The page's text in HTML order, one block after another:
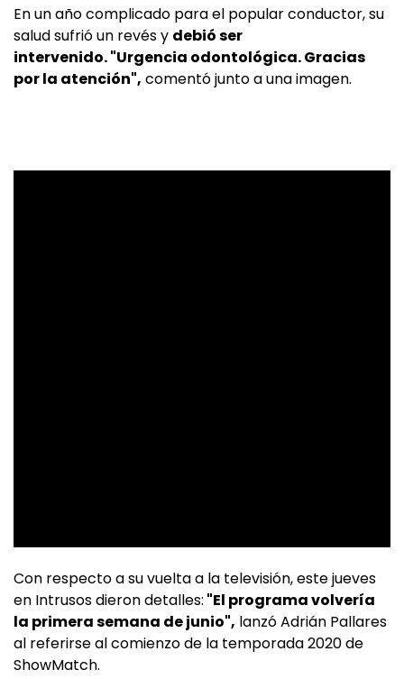
En un año complicado para el popular conductor, su
salud sufrió un revés y debió ser
intervenido. "Urgencia odontológica. Gracias
por la atención", comentó junto a una imagen.
Con respecto a su vuelta a la televisión, este jueves
en Intrusos dieron detalles: "El programa volvería
la primera semana de junio", lanzó Adrián Pallares
al referirse al comienzo de la temporada 2020 de
ShowMatch.